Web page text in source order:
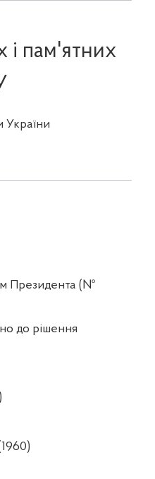
і пам'ятних
України
Президента (№
до рішення